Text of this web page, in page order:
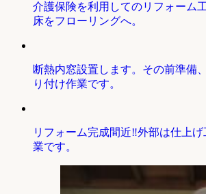
介護保険を利用してのリフォーム
床をフローリングへ。
断熱内窓設置します。その前準備
り付け作業です。
リフォーム完成間近‼外部は仕上
業です。